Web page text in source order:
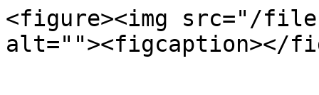
<figure><img src="/files/